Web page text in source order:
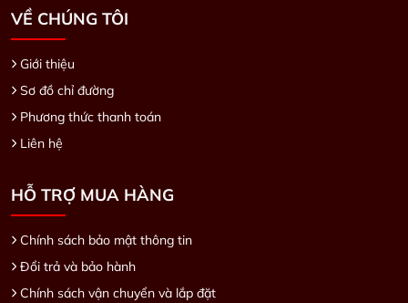
VỀ CHÚNG TÔI
Giới thiệu
Sơ đồ chỉ đường
Phương thức thanh toán
Liên hệ
HỖ TRỢ MUA HÀNG
Chính sách bảo mật thông tin
Đổi trả và bảo hành
Chính sách vận chuyển và lắp đặt